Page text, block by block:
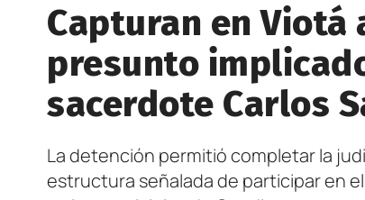
Capturan en Viotá
presunto
sacerdote Carlos
La detención permitió completar la
estructura señalada de participar en